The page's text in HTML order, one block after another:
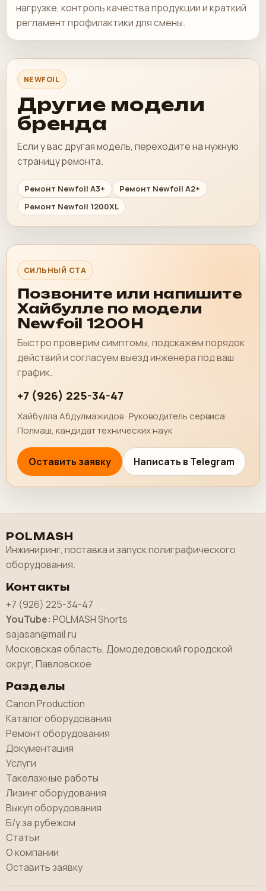
нагрузке, контроль качества продукции и краткий
регламент профилактики для смены.
NEWFOIL
Другие модели
бренда
Если у вас другая модель, переходите на нужную
страницу ремонта.
Ремонт Newfoil A3+
Ремонт Newfoil A2+
Ремонт Newfoil 1200XL
СИЛЬНЫЙ CTA
Позвоните или напишите
Хайбулле по модели
Newfoil 1200H
Быстро проверим симптомы, подскажем порядок
действий и согласуем выезд инженера под ваш
график.
+7 (926) 225-34-47
Хайбулла Абдулмажидов · Руководитель сервиса
Полмаш, кандидат технических наук
Оставить заявку Написать в Telegram
POLMASH
Инжиниринг, поставка и запуск полиграфического
оборудования.
Контакты
+7 (926) 225-34-47
YouTube: POLMASH Shorts
sajasan@mail.ru
Московская область, Домодедовский городской
округ, Павловское
Разделы
Canon Production
Каталог оборудования
Ремонт оборудования
Документация
Услуги
Такелажные работы
Лизинг оборудования
Выкуп оборудования
Б/у за рубежом
Статьи
О компании
Оставить заявку